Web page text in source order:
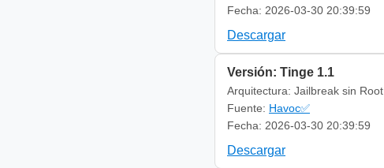
Fecha: 2026-03-30 20:39:59
Descargar
Versión: Tinge 1.1
Arquitectura: Jailbreak sin Root
Fuente: Havoc✅
Fecha: 2026-03-30 20:39:59
Descargar